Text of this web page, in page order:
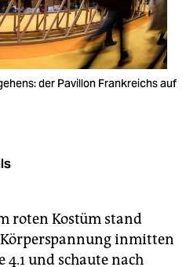
der Pavillon Frankreichs auf
roten Kostüm stand
inmitten
4.1 und schaute nach